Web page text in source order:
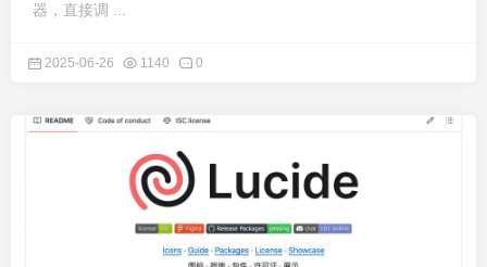
器，直接调 ...
2025-06-26 1140 0